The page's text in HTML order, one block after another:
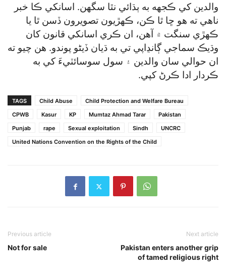
والدين کي ڪجهه به ٻڌائي نٿا سگهن. اسانکي ڪا خبر
ناهي ته هو ڇا ٿا ڪن، ڪهڙيون تصويرون ڏسن ٿا يا
ڪهڙي سنگت ۾ آهن، ان ڪري اسانکي قانون کان
وڌيڪ سماجي ڳانڍاپي تي به ڌيان ڏيڻو پوندو. هن چيو ته
ان حوالي سان والدين ۽ سول سوسائٽيءَ کي به
ڪردار ادا ڪرڻ کپي.
TAGS Child Abuse
Child Protection and Welfare Bureau
CPWB
Kasur KP Mumtaz Ahmad Tarar
Pakistan
Punjab
rape Sexual exploitation Sindh
UNCRC
United Nations Convention on the Rights of the Child
Previous article
Not for sale
Next article
Pakistan enters another grip
of tamed religious right